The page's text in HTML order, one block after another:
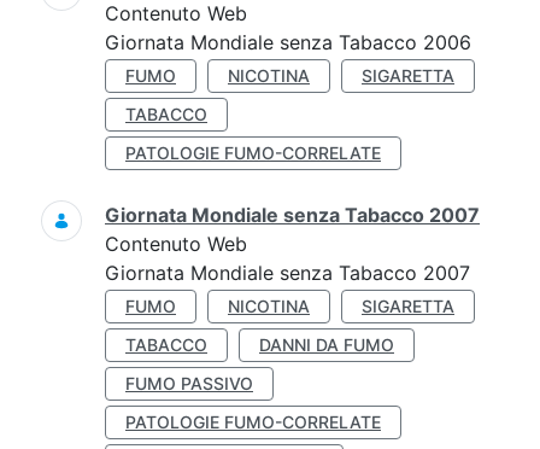
Contenuto Web
Giornata Mondiale senza Tabacco 2006
FUMO NICOTINA
SIGARETTA
TABACCO
PATOLOGIE FUMO-CORRELATE
Giornata Mondiale senza Tabacco 2007
Contenuto Web
Giornata Mondiale senza Tabacco 2007
FUMO NICOTINA
SIGARETTA
TABACCO
DANNI DA FUMO
FUMO PASSIVO
PATOLOGIE FUMO-CORRELATE